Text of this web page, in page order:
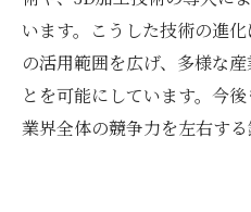
います。こうした技術の進
の活用範囲を広げ、多様な
とを可能にしています。今
業界全体の競争力を左右する